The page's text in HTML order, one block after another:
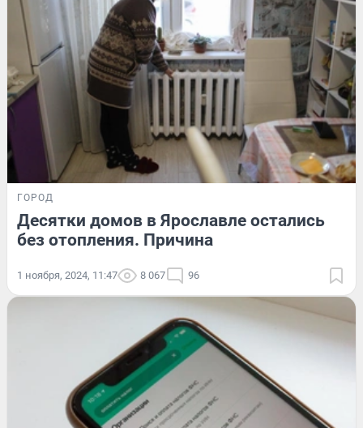
ГОРОД
Десятки домов в Ярославле остались
без отопления. Причина
1 ноября, 2024, 11:47 8 067 96